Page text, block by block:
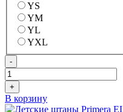
YS
YM
YL
YXL
-
+
В корзину